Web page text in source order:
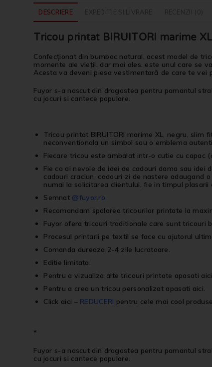
DESCRIERE
Tricou printat BIRUITORI marime
Confecționat din bumbac natural, acest model de
momente ale vieții, dar mai ales, este unul care se
Acesta va deveni piesa vestimentară de care te vei
Fuyor s-a nascut din dragostea pentru pamantul
cu jocuri si cantece populare.
Tricou printat BIRUITORI marime XL, negru,
neconventionala un simbol sau o emblema
Fiecare tricou este ambalat intr-o cutie cu capac
Fie ca ai nevoie de idei de cadouri dama sau
cadouri craciun, cadouri zi de nastere adaugand
numai la solicitarea clientului, fie in timpul
Semnat @fuyor.ro
Recomandam spalarea tricourilor printate la
Fuyor ofera tricouri traditionale care sunt tricouri
Procesul printarii pe textil se face cu ajutorul
Comanda dureaza 2-4 zile lucratoare.
Editie limitata.
Pentru a vizualiza altetricouri printate apasati aici
Pentru a crea untricou personalizat apasati aici.
Click aici – REDUCERI pentru cele mai cool
*
Fuyor s-a nascut din dragostea pentru pamantul
cu jocuri si cantece populare.